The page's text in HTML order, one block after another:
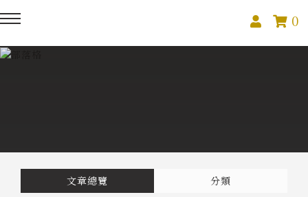
0
預約服務
影像紀錄文章總覽 分類